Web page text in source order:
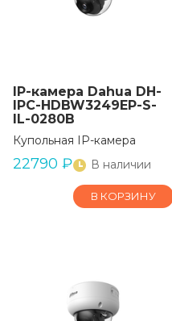
IP-камера Dahua DH-
IPC-HDBW3249EP-S-
IL-0280B
Купольная IP-камера
22790 ₽ В наличии
В КОРЗИНУ